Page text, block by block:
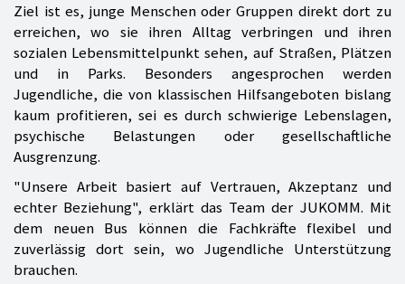
Ziel ist es, junge Menschen oder Gruppen direkt dort zu
erreichen, wo sie ihren Alltag verbringen und ihren
sozialen Lebensmittelpunkt sehen, auf Straßen, Plätzen
und in Parks. Besonders angesprochen werden
Jugendliche, die von klassischen Hilfsangeboten bislang
kaum profitieren, sei es durch schwierige Lebenslagen,
psychische Belastungen oder gesellschaftliche
Ausgrenzung.
"Unsere Arbeit basiert auf Vertrauen, Akzeptanz und
echter Beziehung", erklärt das Team der JUKOMM. Mit
dem neuen Bus können die Fachkräfte flexibel und
zuverlässig dort sein, wo Jugendliche Unterstützung
brauchen.